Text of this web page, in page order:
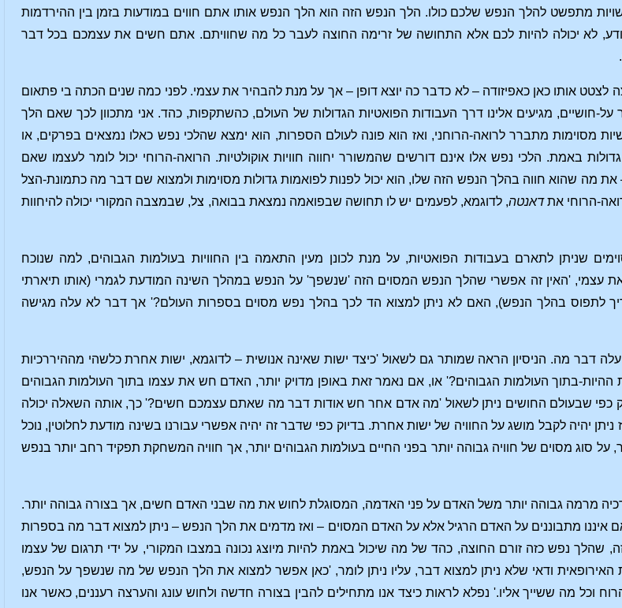
מתפשט להלך הנפש שלכם כולו. הלך הנפש הזה הוא הלך הנפש אותו אתם חווים במודעות בזמן בין ההירדמות
לא יכולה להיות לכם אלא התחושה של זרימה החוצה לעבר כל מה שחוויתם. אתם חשים את עצמכם בכל דבר
לצטט אותו כאן כאפיזודה – לא כדבר כה יוצא דופן – אך על מנת להבהיר את עצמי. לפני כמה שנים הכתה בי פתאום
חושיים, מגיעים אלינו דרך העבודות הפואטיות הגדולות של העולם, כהשתקפות, כהד. אני מתכוון לכך שאם הלך
מסוימות מתברר לרואה-הרוחני, ואז הוא פונה לעולם הספרות, הוא ימצא שהלכי נפש כאלו נמצאים בפרקים, או
באמת. הלכי נפש אלו אינם דורשים שהמשורר יחווה חוויות אוקולטיות. הרואה-הרוחי יכול לומר לעצמו שאם
את מה שהוא חווה בהלך הנפש הזה שלו, הוא יכול לפנות לפואמות גדולות מסוימות ולמצוא שם דבר מה כתמונת-הצל
הרוחי אתדאנטה, לדוגמא, לפעמים יש לו תחושה שבפואמה נמצאת בבואה, צל, שבמצבה המקורי יכולה להיחוות
שניתן לתארם בעבודות הפואטיות, על מנת לכונן מעין התאמה בין החוויות בעולמות הגבוהים, למה שנוכח
עצמי, 'האין זה אפשרי שהלך הנפש המסוים הזה 'שנשפך' על הנפש במהלך השינה המודעת לגמרי (אותו תיארתי
לתפוס בהלך הנפש), האם לא ניתן למצוא הד לכך בהלך נפש מסוים בספרות העולם?' אך דבר לא עלה מגישה
דבר מה. הניסיון הראה שמותר גם לשאול 'כיצד ישות שאינה אנושית – לדוגמא, ישות אחרת כלשהי מההיררכיות
בתוך העולמות הגבוהים?' או, אם נאמר זאת באופן מדויק יותר, האדם חש את עצמו בתוך העולמות הגבוהים
כפי שבעולם החושים ניתן לשאול 'מה אדם אחר חש אודות דבר מה שאתם עצמכם חשים?' כך, אותה השאלה יכולה
ניתן יהיה לקבל מושג על החוויה של ישות אחרת. בדיוק כפי שדבר זה יהיה אפשרי עבורנו בשינה מודעת לחלוטין, נוכל
סוג מסוים של חוויה גבוהה יותר בפני החיים בעולמות הגבוהים יותר, אך חוויה המשחקת תפקיד רחב יותר בנפש
מרמה גבוהה יותר משל האדם על פני האדמה, המסוגלת לחוש את מה שבני האדם חשים, אך בצורה גבוהה יותר.
איננו מתבוננים על האדם הרגיל אלא על האדם המסוים – ואז מדמים את הלך הנפש – ניתן למצוא דבר מה בספרות
שהלך נפש כזה זורם החוצה, כהד של מה שיכול באמת להיות מיוצג נכונה במצבו המקורי, על ידי תרגום של עצמו
ודאי שלא ניתן למצוא דבר, עליו ניתן לומר, 'כאן אפשר למצוא את הלך הנפש של מה שנשפך על הנפש,
מה ששייך אליו.' נפלא לראות כיצד אנו מתחילים להבין בצורה חדשה ולחוש עונג והערצה רעננים, כאשר אנו